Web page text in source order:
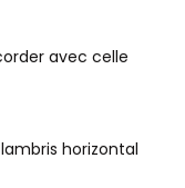
avec celle
horizontal